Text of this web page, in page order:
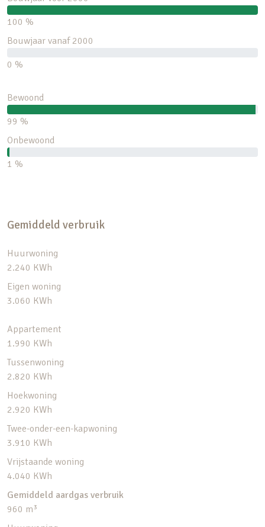
100 %
Bouwjaar vanaf 2000
0 %
Bewoond
99 %
Onbewoond
1 %
Gemiddeld verbruik
Huurwoning
2.240 KWh
Eigen woning
3.060 KWh
Appartement
1.990 KWh
Tussenwoning
2.820 KWh
Hoekwoning
2.920 KWh
Twee-onder-een-kapwoning
3.910 KWh
Vrijstaande woning
4.040 KWh
Gemiddeld aardgas verbruik
960 m³